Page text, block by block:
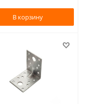
В корзину